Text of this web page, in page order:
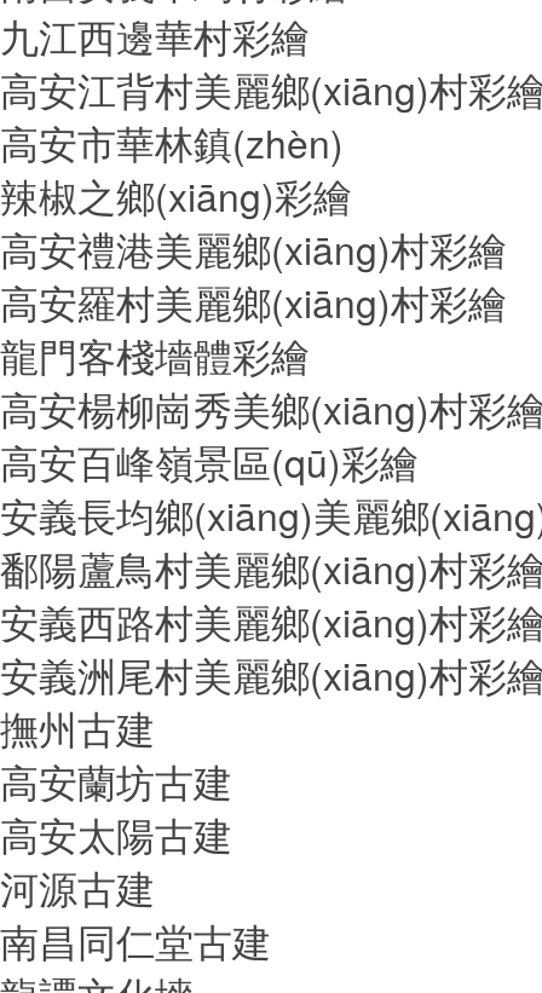
九江西邊華村彩繪
高安江背村美麗鄉(xiāng)村彩
高安市華林鎮(zhèn)
辣椒之鄉(xiāng)彩繪
高安禮港美麗鄉(xiāng)村彩繪
高安羅村美麗鄉(xiāng)村彩繪
龍門客棧墻體彩繪
高安楊柳崗秀美鄉(xiāng)村彩
高安百峰嶺景區(qū)彩繪
安義長均鄉(xiāng)美麗鄉
鄱陽蘆鳥村美麗鄉(xiāng)村彩
安義西路村美麗鄉(xiāng)村彩
安義洲尾村美麗鄉(xiāng)村彩
撫州古建
高安蘭坊古建
高安太陽古建
河源古建
南昌同仁堂古建